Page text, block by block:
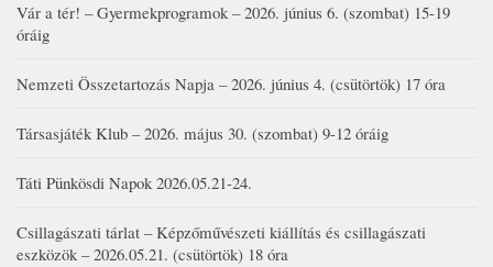
Vár a tér! – Gyermekprogramok – 2026. június 6. (szombat) 15-19
óráig
Nemzeti Összetartozás Napja – 2026. június 4. (csütörtök) 17 óra
Társasjáték Klub – 2026. május 30. (szombat) 9-12 óráig
Táti Pünkösdi Napok 2026.05.21-24.
Csillagászati tárlat – Képzőművészeti kiállítás és csillagászati
eszközök – 2026.05.21. (csütörtök) 18 óra